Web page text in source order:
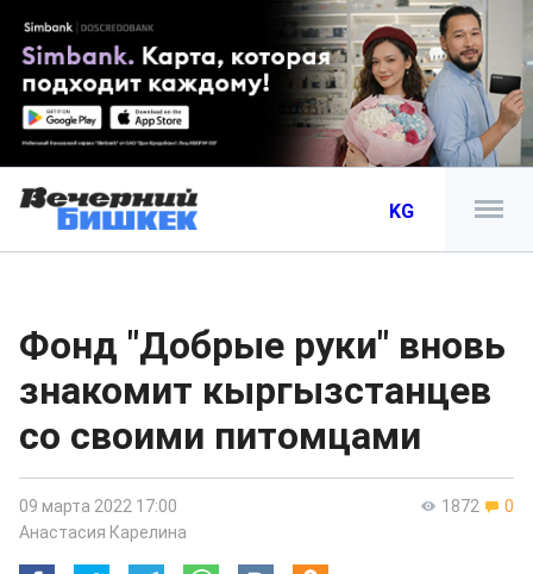
KG
Фонд "Добрые руки" вновь
знакомит кыргызстанцев
со своими питомцами
1872 0
09 марта 2022 17:00
Анастасия Карелина